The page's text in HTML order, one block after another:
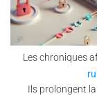
Les chroniques
Ils prolongent